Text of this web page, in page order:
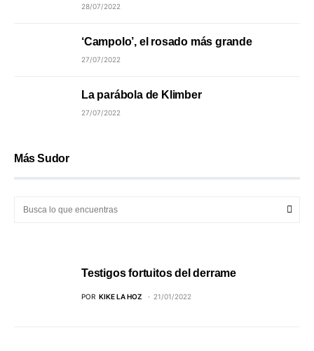
28/07/2022
‘Campolo’, el rosado más grande
27/07/2022
La parábola de Klimber
27/07/2022
Más Sudor
Testigos fortuitos del derrame
POR KIKE LA HOZ 21/01/2022